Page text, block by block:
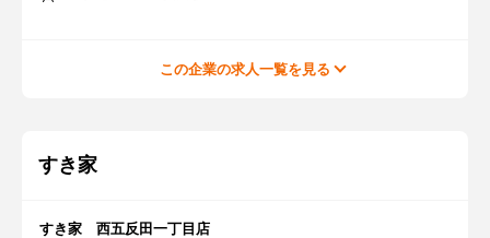
この企業の求人一覧を見る
すき家
すき家 西五反田一丁目店